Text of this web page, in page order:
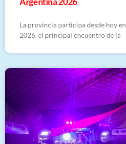
La provincia participa desde hoy
2026, el principal encuentro de la